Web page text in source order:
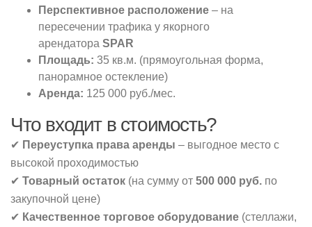
Перспективное расположение – на
пересечении трафика у якорного
арендатора SPAR
Площадь: 35 кв.м. (прямоугольная форма,
панорамное остекление)
Аренда: 125 000 руб./мес.
Что входит в стоимость?
✔ Переуступка права аренды – выгодное место с
высокой проходимостью
✔ Товарный остаток (на сумму от 500 000 руб. по
закупочной цене)
✔ Качественное торговое оборудование (стеллажи,